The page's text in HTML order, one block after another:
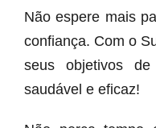
Não espere mais
confiança. Com o
seus objetivos de
saudável e eficaz!